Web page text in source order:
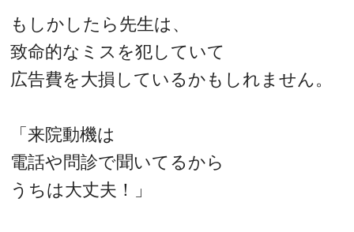
もしかしたら先生は、
致命的なミスを犯していて
広告費を大損しているかもしれません。
「来院動機は
電話や問診で聞いてるから
うちは大丈夫！」